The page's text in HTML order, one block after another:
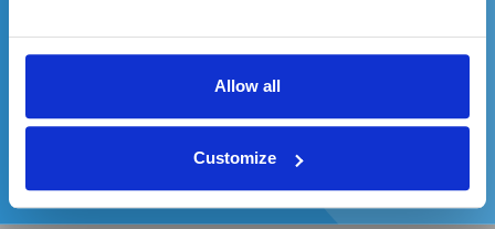
Allow all
Customize
Dá sa ale povedať, že cenabielenia zubov u zubára sa
pohybuje približne medzi 150 až 500 €. Cena môže byť
Ako často je potrebné chodiť na bielenie
zubov k zubárovi?
Súhlasím so spracovaním osobných údajov a